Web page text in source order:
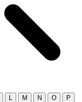
M N O
P